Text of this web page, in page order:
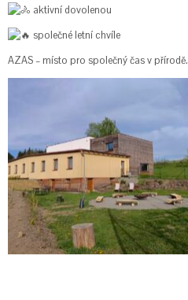
aktivní dovolenou
společné letní chvíle
AZAS – místo pro společný čas v přírodě.